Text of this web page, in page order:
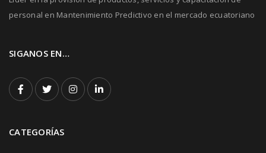
personal en Mantenimiento Predictivo en el mercado ecuatoriano
SIGANOS EN…
CATEGORÍAS